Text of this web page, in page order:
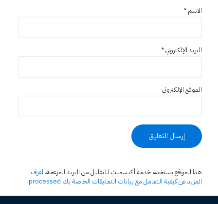
الاسم *
البريد الإلكتروني*
الموقع الإلكتروني
هذا الموقع يستخدم خدمة أكيسميت للتقليل من البريد المزعجة. اعرف
المزيد عن كيفية التعامل مع بيانات التعليقات الخاصة بك processed
.